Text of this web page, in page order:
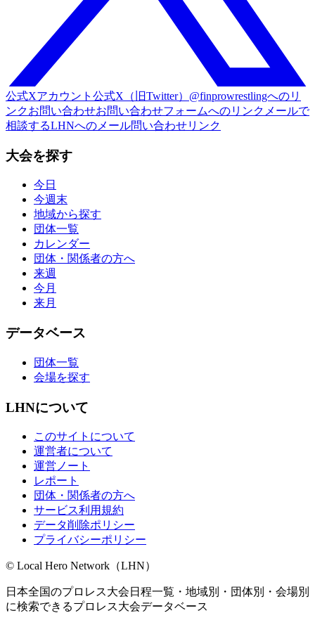
公式Xアカウント 公式X（旧Twitter）@finprowrestlingへのリ
ンクお問い合わせお問い合わせフォームへのリンク メールで
相談するLHNへのメール問い合わせリンク
大会を探す
今日
今週末
地域から探す
団体一覧
カレンダー
団体・関係者の方へ
来週
今月
来月
データベース
団体一覧
会場を探す
LHNについて
このサイトについて
運営者について
運営ノート
レポート
団体・関係者の方へ
サービス利用規約
データ削除ポリシー
プライバシーポリシー
© Local Hero Network（LHN）
日本全国のプロレス大会日程一覧・地域別・団体別・会場別
に検索できるプロレス大会データベース